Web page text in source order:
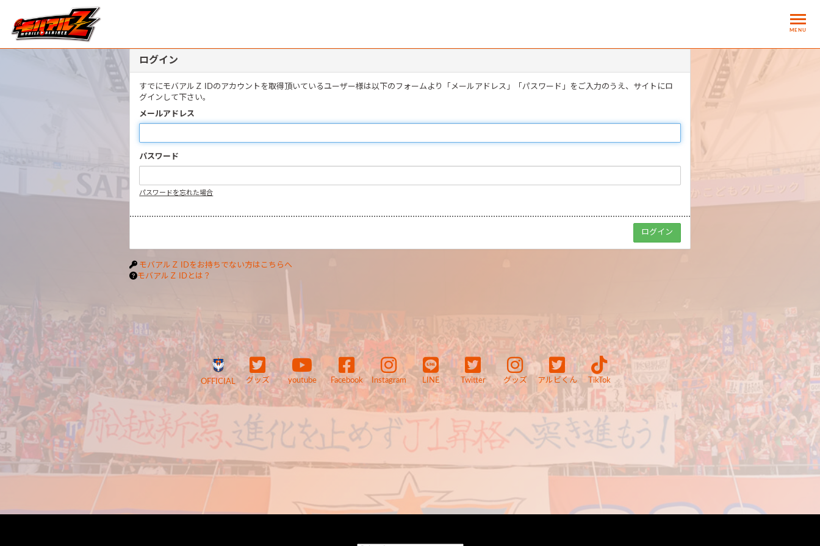
MENU
ログイン
すでにモバアルＺ IDのアカウントを取得頂いているユーザー様は以下のフォームより「メールアドレス」「パスワード」をご入力のうえ、サイトにロ
グインして下さい。
メールアドレス
パスワード
パスワードを忘れた場合
モバアルＺ IDをお持ちでない方はこちらへ
モバアルＺ IDとは？
OFFICIAL グッズ youtube Facebook Instagram LINE Twitter グッズ アルビくん TikTok